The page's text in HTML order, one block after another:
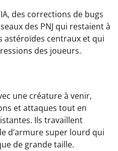
des corrections de bugs
des PNJ qui restaient à
astéroïdes centraux et qui
des joueurs.
une créature à venir,
et attaques tout en
Ils travaillent
d’armure super lourd qui
de grande taille.